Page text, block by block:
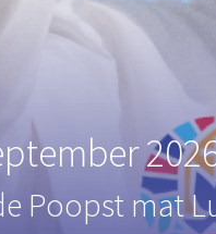
2025-2028
-